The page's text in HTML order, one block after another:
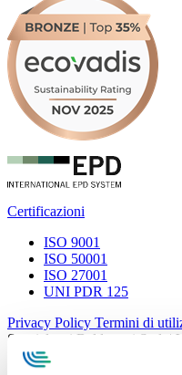
Certificazioni
ISO 9001
ISO 50001
ISO 27001
UNI PDR 125
Privacy Policy Termini di
Specialcavi Baldassari S.r.l. |
Capannori LUCCA | P.iva e